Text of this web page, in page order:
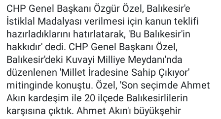
CHP Genel Başkanı Özgür Özel, Balıkesir'e
İstiklal Madalyası verilmesi için kanun teklifi
hazırladıklarını hatırlatarak, 'Bu Balıkesir'in
hakkıdır' dedi. CHP Genel Başkanı Özel,
Balıkesir'deki Kuvayi Milliye Meydanı'nda
düzenlenen 'Millet İradesine Sahip Çıkıyor'
mitinginde konuştu. Özel, 'Son seçimde Ahmet
Akın kardeşim ile 20 ilçede Balıkesirlilerin
karşısına çıktık. Ahmet Akın'ı büyükşehir